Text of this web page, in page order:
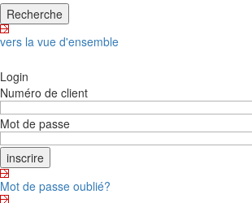
vers la vue d'ensemble
Login
Numéro de client
Mot de passe
Mot de passe oublié?